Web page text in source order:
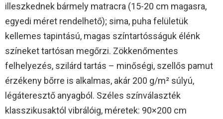
illeszkednek bármely matracra (15-20 cm magasra,
egyedi méret rendelhető); sima, puha felületük
kellemes tapintású, magas színtartósságuk élénk
színeket tartósan megőrzi. Zökkenőmentes
felhelyezés, szilárd tartás – minőségi, szellős pamut
érzékeny bőrre is alkalmas, akár 200 g/m² súlyú,
légáteresztő anyagból. Széles színválaszték
klasszikusaktól vibrálóig, méretek: 90×200 cm